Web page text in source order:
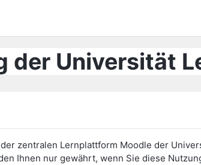
der Universität
zentralen Lernplattform Moodle der
Ihnen nur gewährt, wenn Sie diese